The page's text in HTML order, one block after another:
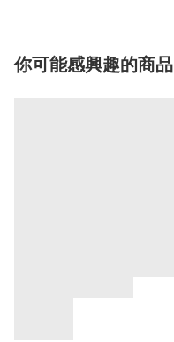
你可能感興趣的商品